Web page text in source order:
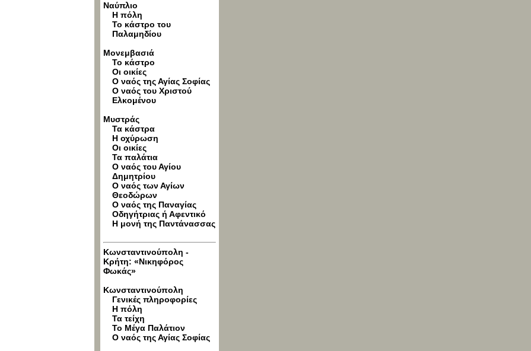
Ναύπλιο
Η πόλη
Το κάστρο του
Παλαμηδίου
Μονεμβασιά
Το κάστρο
Οι οικίες
Ο ναός της Αγίας Σοφίας
Ο ναός του Χριστού
Ελκομένου
Μυστράς
Τα κάστρα
Η οχύρωση
Οι οικίες
Τα παλάτια
Ο ναός του Αγίου
Δημητρίου
Ο ναός των Αγίων
Θεοδώρων
O ναός της Παναγίας
Οδηγήτριας ή Αφεντικό
Η μονή της Παντάνασσας
Κωνσταντινούπολη -
Κρήτη: «Νικηφόρος
Φωκάς»
Κωνσταντινούπολη
Γενικές πληροφορίες
Η πόλη
Τα τείχη
Το Μέγα Παλάτιον
Ο ναός της Αγίας Σοφίας